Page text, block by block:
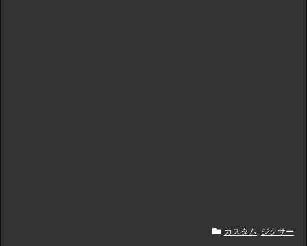
カスタム, ジクサー